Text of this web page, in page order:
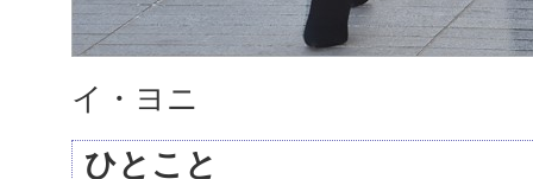
イ・ヨニ
ひとこと